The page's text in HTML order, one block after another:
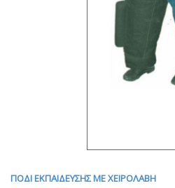
ΠΟΔΙ ΕΚΠΑΙΔΕΥΣΗΣ ΜΕ ΧΕΙΡΟΛΑΒΗ